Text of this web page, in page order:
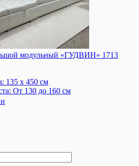
модульный «ГУДВИН» 1713
135 x 450 см
От 130 до 160 см